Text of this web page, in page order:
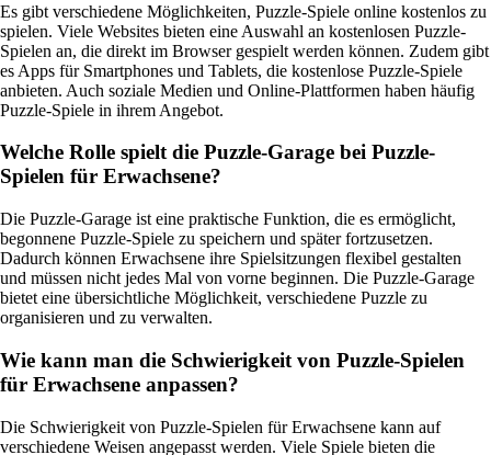
Es gibt verschiedene Möglichkeiten, Puzzle-Spiele online kostenlos zu
spielen. Viele Websites bieten eine Auswahl an kostenlosen Puzzle-
Spielen an, die direkt im Browser gespielt werden können. Zudem gibt
es Apps für Smartphones und Tablets, die kostenlose Puzzle-Spiele
anbieten. Auch soziale Medien und Online-Plattformen haben häufig
Puzzle-Spiele in ihrem Angebot.
Welche Rolle spielt die Puzzle-Garage bei Puzzle-
Spielen für Erwachsene?
Die Puzzle-Garage ist eine praktische Funktion, die es ermöglicht,
begonnene Puzzle-Spiele zu speichern und später fortzusetzen.
Dadurch können Erwachsene ihre Spielsitzungen flexibel gestalten
und müssen nicht jedes Mal von vorne beginnen. Die Puzzle-Garage
bietet eine übersichtliche Möglichkeit, verschiedene Puzzle zu
organisieren und zu verwalten.
Wie kann man die Schwierigkeit von Puzzle-Spielen
für Erwachsene anpassen?
Die Schwierigkeit von Puzzle-Spielen für Erwachsene kann auf
verschiedene Weisen angepasst werden. Viele Spiele bieten die